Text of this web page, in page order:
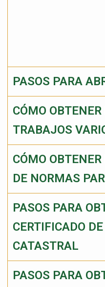
PASOS PARA
CÓMO
TRABAJOS
CÓMO
DE NORMAS
PASOS PARA
CERTIFICADO
CATASTRAL
PASOS PARA